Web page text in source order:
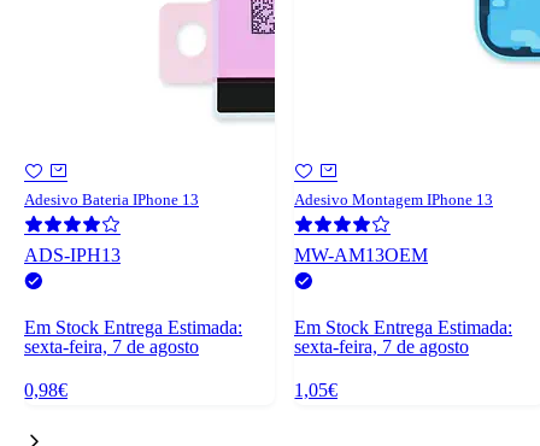
Adesivo Bateria IPhone 13
ADS-IPH13
Em Stock Entrega Estimada:
sexta-feira, 7 de agosto
0,98€
Adesivo Montagem IPhone 13
MW-AM13OEM
Em Stock Entrega Estimada:
sexta-feira, 7 de agosto
1,05€